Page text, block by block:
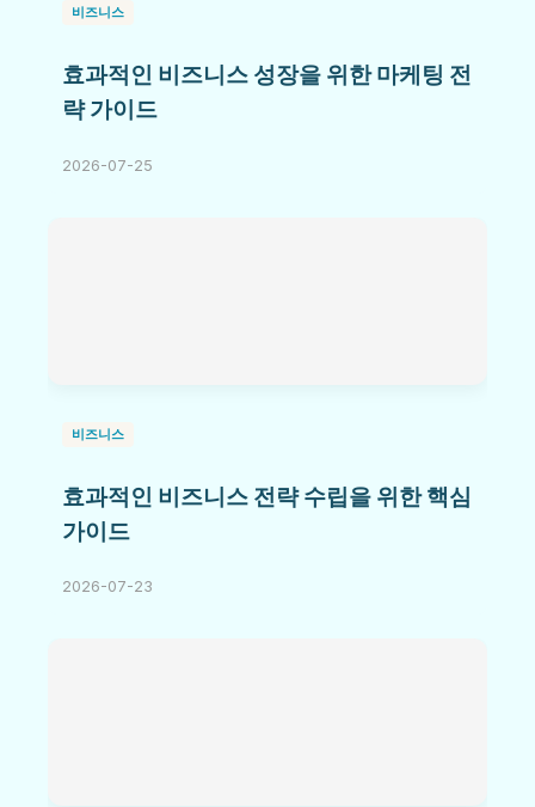
비즈니스
효과적인 비즈니스 성장을 위한 마케팅 전
략 가이드
2026-07-25
비즈니스
효과적인 비즈니스 전략 수립을 위한 핵심
가이드
2026-07-23